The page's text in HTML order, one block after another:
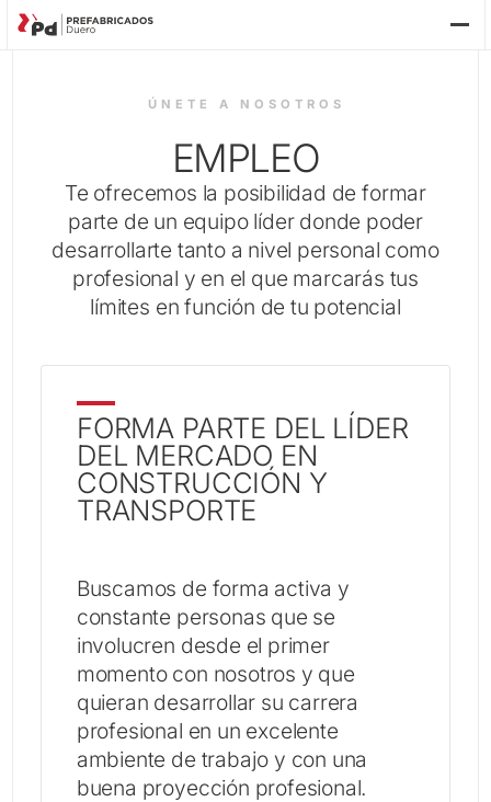
ÚNETE A NOSOTROS
EMPLEO
Te ofrecemos la posibilidad de formar
parte de un equipo líder donde poder
desarrollarte tanto a nivel personal como
profesional y en el que marcarás tus
límites en función de tu potencial
FORMA PARTE DEL LÍDER
DEL MERCADO EN
CONSTRUCCIÓN Y
TRANSPORTE
Buscamos de forma activa y
constante personas que se
involucren desde el primer
momento con nosotros y que
quieran desarrollar su carrera
profesional en un excelente
ambiente de trabajo y con una
buena proyección profesional.